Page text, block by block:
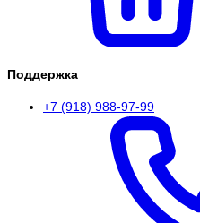
Поддержка
+7 (918) 988-97-99